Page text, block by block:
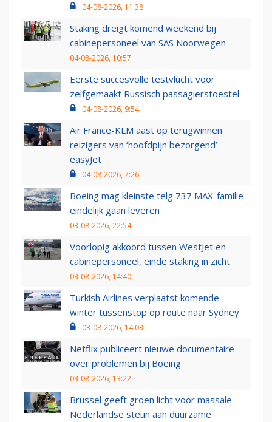
04-08-2026, 11:38
Staking dreigt komend weekend bij
cabinepersoneel van SAS Noorwegen
04-08-2026, 10:57
Eerste succesvolle testvlucht voor
zelfgemaakt Russisch passagierstoestel
04-08-2026, 9:54
Air France-KLM aast op terugwinnen
reizigers van ‘hoofdpijn bezorgend’
easyJet
04-08-2026, 7:26
Boeing mag kleinste telg 737 MAX-familie
eindelijk gaan leveren
03-08-2026, 22:54
Voorlopig akkoord tussen WestJet en
cabinepersoneel, einde staking in zicht
03-08-2026, 14:40
Turkish Airlines verplaatst komende
winter tussenstop op route naar Sydney
03-08-2026, 14:03
Netflix publiceert nieuwe documentaire
over problemen bij Boeing
03-08-2026, 13:22
Brussel geeft groen licht voor massale
Nederlandse steun aan duurzame